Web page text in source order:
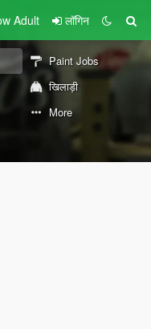
Adult लॉगिन
Paint Jobs
खिलाड़ी
More